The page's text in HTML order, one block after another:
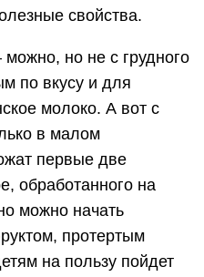
свойства.
но не с грудного
по вкусу и для
молоко. А вот с
в малом
первые две
обработанного на
можно начать
протертым
на пользу пойдет